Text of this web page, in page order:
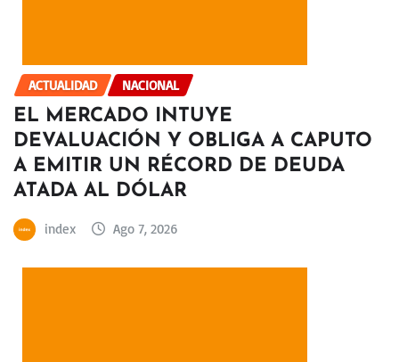
ACTUALIDAD NACIONAL
EL MERCADO INTUYE
DEVALUACIÓN Y OBLIGA A CAPUTO
A EMITIR UN RÉCORD DE DEUDA
ATADA AL DÓLAR
index Ago 7, 2026